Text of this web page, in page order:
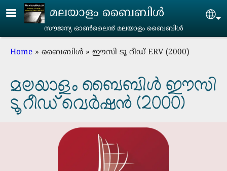
Skip to main contentമലയാളം ബൈബിൾ
സൗജന്യ ഓൺലൈ൯‍ മലയാളം ബൈബിൾ
Breadcrumb
Home ബൈബിൾ ഈസി ടൂ റീഡ് ERV (2000)
മലയാളം ബൈബിള്‍ ഈസി
ടൂ റീഡ് വെര്‍ഷന്‍ (2000)